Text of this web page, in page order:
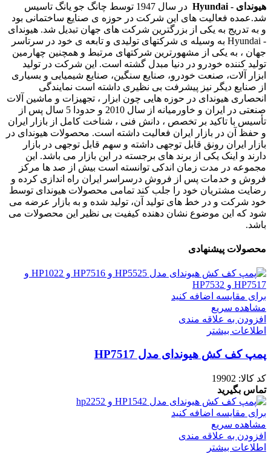
هیوندای - Hyundai
در سال 1947 توسط چانگ جو یانگ تاسیس
شد.عمده فعالیت های این شرکت در حوزه ی صنایع ساختمانی بود
و به تدریج به یکی از بزرگترین شرکت های جهان تبدیل شد. هیوندای
- Hyundai به وسیله ی شرکتهای تولیدی و تابعه ی خود در سرتاسر
جهان ، به یکی از مشهورترین شرکتهای مرتبط و همچنین چهارمین
تولید کننده خودرو در دنیا مبدل گشته است. این شرکت در تولید
ابزار آلات، صنعت خودرو، صنایع سنگین، صنایع شیمیایی و بسیاری
از صنایع دیگر نیز پیشرفت بی نظیری داشته است نمایندگی
انحصاری هیوندای در حوزه هایی چون ابزار ، تجهیزات و ماشین آلات
صنعتی در ایران و خاورمیانه از سال 2010 و حدودا 5 سال پس از
تأسیس با تاکید بر تخصص ، دانش فنی ، شناخت کامل از بازار ایران
و حفظ آن در بازار ایران فعالیت داشته است. محصولات هیوندای در
بازار ایران رونق قابل توجهی داشته و سهم قابل توجهی در بازار
دارند و اینک یکی از برند های برجسته در این بازار می باشد. این
مجموعه در مدت زمان اندکی توانسته است بیش از صد ها مرکز
فروش و خدمات پس از فروش درسراسر ایران راه اندازی کرده و
رضایت مشتریان خود را جلب کند تمامی محصولات هیوندای توسط
خود شرکت و در خط های تولید آن، تولید شده و به بازار عرضه می
شود که این موضوع نشان دهنده کیفیت بی نظیر این محصولات می
باشد.
محصولات پیشنهادی
برای مقایسه اضافه کنید
مشاهده سریع
افزودن به علاقه مندی
اطلاعات بیشتر
پمپ کف کش هیوندای مدل HP7517
کد کالا: 19902
تماس بگیرید
برای مقایسه اضافه کنید
مشاهده سریع
افزودن به علاقه مندی
اطلاعات بیشتر